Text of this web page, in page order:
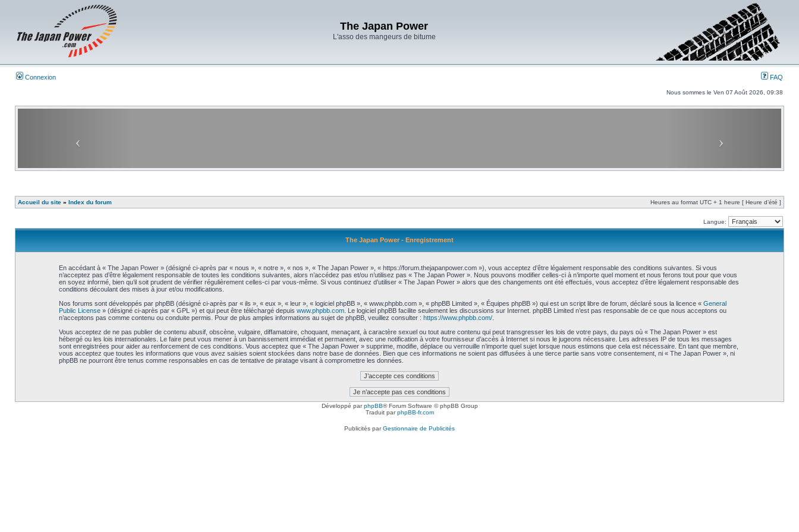
The Japan Power
L'asso des mangeurs de bitume
Connexion FAQ
Nous sommes le Ven 07 Août 2026, 09:38
Accueil du site » Index du forum Heures au format UTC + 1 heure [ Heure d’été ]
Langue:
The Japan Power - Enregistrement
En accédant à « The Japan Power » (désigné ci-après par « nous », « notre », « nos », « The Japan Power », « https://forum.thejapanpower.com »), vous acceptez d’être légalement responsable des conditions suivantes. Si vous
n’acceptez pas d’être légalement responsable de toutes les conditions suivantes, alors n’accédez pas et/ou n’utilisez pas « The Japan Power ». Nous pouvons modifier celles-ci à n’importe quel moment et nous ferons tout pour que vous
en soyez informé, bien qu’il soit prudent de vérifier régulièrement celles-ci par vous-même. Si vous continuez d’utiliser « The Japan Power » alors que des changements ont été effectués, vous acceptez d’être légalement responsable des
conditions découlant des mises à jour et/ou modifications.
Nos forums sont développés par phpBB (désigné ci-après par « ils », « eux », « leur », « logiciel phpBB », « www.phpbb.com », « phpBB Limited », « Équipes phpBB ») qui est un script libre de forum, déclaré sous la licence « General
Public License» (désigné ci-après par « GPL ») et qui peut être téléchargé depuis www.phpbb.com. Le logiciel phpBB facilite seulement les discussions sur Internet. phpBB Limited n’est pas responsable de ce que nous acceptons ou
n’acceptons pas comme contenu ou conduite permis. Pour de plus amples informations au sujet de phpBB, veuillez consulter : https://www.phpbb.com/.
Vous acceptez de ne pas publier de contenu abusif, obscène, vulgaire, diffamatoire, choquant, menaçant, à caractère sexuel ou tout autre contenu qui peut transgresser les lois de votre pays, du pays où « The Japan Power » est
hébergé ou les lois internationales. Le faire peut vous mener à un bannissement immédiat et permanent, avec une notification à votre fournisseur d’accès à Internet si nous le jugeons nécessaire. Les adresses IP de tous les messages
sont enregistrées pour aider au renforcement de ces conditions. Vous acceptez que « The Japan Power » supprime, modifie, déplace ou verrouille n’importe quel sujet lorsque nous estimons que cela est nécessaire. En tant que membre,
vous acceptez que toutes les informations que vous avez saisies soient stockées dans notre base de données. Bien que ces informations ne soient pas diffusées à une tierce partie sans votre consentement, ni « The Japan Power », ni
phpBB ne pourront être tenus comme responsables en cas de tentative de piratage visant à compromettre les données.
Développé parphpBB® Forum Software © phpBB Group
Traduit parphpBB-fr.com
Publicités parGestionnaire de Publicités